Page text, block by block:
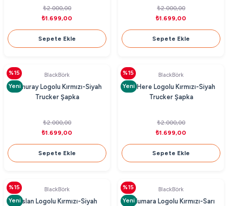
₺2.000,00
₺1.699,00
Sepete Ekle
₺2.000,00
₺1.699,00
Sepete Ekle
%15
Yeni
BlackBörk
Samuray Logolu Kırmızı-Siyah
Trucker Şapka
₺2.000,00
₺1.699,00
Sepete Ekle
%15
Yeni
BlackBörk
I'm Here Logolu Kırmızı-Siyah
Trucker Şapka
₺2.000,00
₺1.699,00
Sepete Ekle
%15
Yeni
BlackBörk
Aslan Logolu Kırmızı-Siyah
%15
Yeni
BlackBörk
7 Numara Logolu Kırmızı-Sarı